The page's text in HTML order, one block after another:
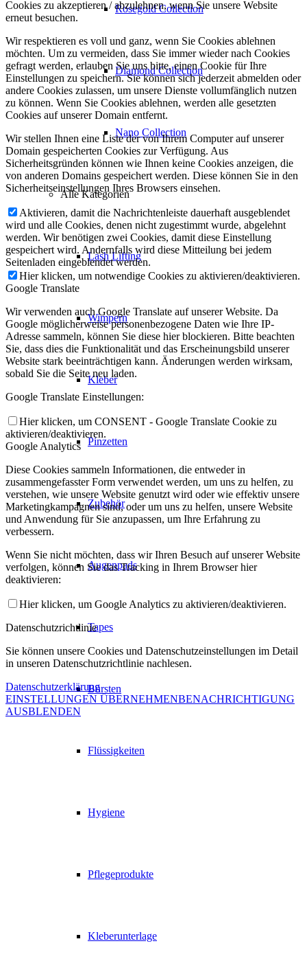
Rosegold Collection
Diamond Collection
Nano Collection
Alle Kategorien
Lash Lifting
Wimpern
Kleber
Pinzetten
Zubehör
Augenpads
Tapes
Bürsten
Flüssigkeiten
Hygiene
Pflegeprodukte
Kleberunterlage
Cookies zu akzeptieren / abzulehnen, wenn Sie unsere Website
erneut besuchen.
Wir respektieren es voll und ganz, wenn Sie Cookies ablehnen
möchten. Um zu vermeiden, dass Sie immer wieder nach Cookies
gefragt werden, erlauben Sie uns bitte, einen Cookie für Ihre
Einstellungen zu speichern. Sie können sich jederzeit abmelden oder
andere Cookies zulassen, um unsere Dienste vollumfänglich nutzen
zu können. Wenn Sie Cookies ablehnen, werden alle gesetzten
Cookies auf unserer Domain entfernt.
Wir stellen Ihnen eine Liste der von Ihrem Computer auf unserer
Domain gespeicherten Cookies zur Verfügung. Aus
Sicherheitsgründen können wie Ihnen keine Cookies anzeigen, die
von anderen Domains gespeichert werden. Diese können Sie in den
Sicherheitseinstellungen Ihres Browsers einsehen.
Aktivieren, damit die Nachrichtenleiste dauerhaft ausgeblendet
wird und alle Cookies, denen nicht zugestimmt wurde, abgelehnt
werden. Wir benötigen zwei Cookies, damit diese Einstellung
gespeichert wird. Andernfalls wird diese Mitteilung bei jedem
Seitenladen eingeblendet werden.
Hier klicken, um notwendige Cookies zu aktivieren/deaktivieren.
Google Translate
Wir verwenden auch Google Translate auf unserer Website. Da
Google möglicherweise personenbezogene Daten wie Ihre IP-
Adresse sammeln, können Sie diese hier blockieren. Bitte beachten
Sie, dass dies die Funktionalität und das Erscheinungsbild unserer
Website stark beeinträchtigen kann. Änderungen werden wirksam,
sobald Sie die Seite neu laden.
Google Translate Einstellungen:
Hier klicken, um CONSENT - Google Translate Cookie zu
aktivieren/deaktivieren.
Google Analytics
Diese Cookies sammeln Informationen, die entweder in
zusammengefasster Form verwendet werden, um uns zu helfen, zu
verstehen, wie unsere Website genutzt wird oder wie effektiv unsere
Marketingkampagnen sind, oder um uns zu helfen, unsere Website
und Anwendung für Sie anzupassen, um Ihre Erfahrung zu
verbessern.
Wenn Sie nicht möchten, dass wir Ihren Besuch auf unserer Website
verfolgen, können Sie das Tracking in Ihrem Browser hier
deaktivieren:
Hier klicken, um Google Analytics zu aktivieren/deaktivieren.
Datenschutzrichtlinie
Sie können unsere Cookies und Datenschutzeinstellungen im Detail
in unseren Datenschutzrichtlinie nachlesen.
Datenschutzerklärung
EINSTELLUNGEN ÜBERNEHMENBENACHRICHTIGUNG
AUSBLENDEN